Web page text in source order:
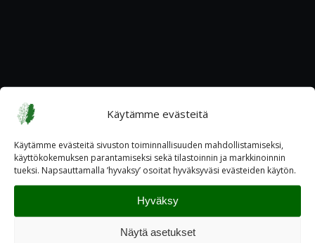
Käytämme evästeitä
Käytämme evästeitä sivuston toiminnallisuuden mahdollistamiseksi,
käyttökokemuksen parantamiseksi sekä tilastoinnin ja markkinoinnin
tueksi. Napsauttamalla ’hyvaksy’ osoitat hyväksyväsi evästeiden käytön.
Hyväksy
Näytä asetukset
YHTEYSTIEDOT
Katuosoite
Postiosoite
PL 600, 00521 Helsinki
Kulkuohjeet veteraanitalolle